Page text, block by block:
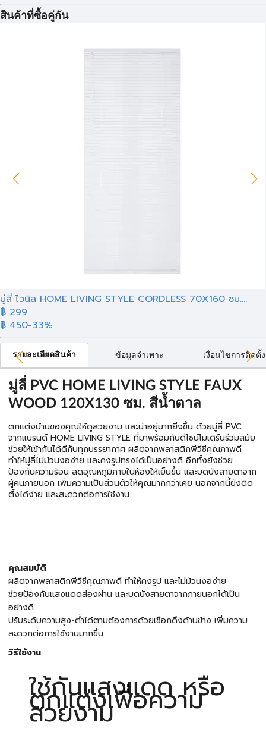
สินค้าที่ซื้อคู่กัน
มู่ลี่ ไวนิล HOME LIVING STYLE CORDLESS 70X160 ซม....
฿ 299
฿ 450-33%
รายละเอียดสินค้า ข้อมูลจำเพาะ เงื่อนไขการติดตั้ง
มู่ลี่ PVC HOME LIVING STYLE FAUX
WOOD 120X130 ซม. สีน้ำตาล
ตกแต่งบ้านของคุณให้ดูสวยงาม และน่าอยู่มากยิ่งขึ้น ด้วยมู่ลี่ PVC
จากแบรนด์ HOME LIVING STYLE ที่มาพร้อมกับดีไซน์โมเดิร์นร่วมสมัย
ช่วยให้เข้ากันได้ดีกับทุกบรรยากาศ ผลิตจากพลาสติกพีวีซีคุณภาพดี
ทำให้มู่ลี่ไม่ม้วนงอง่าย และคงรูปทรงได้เป็นอย่างดี อีกทั้งยังช่วย
ป้องกันความร้อน ลดอุณหภูมิภายในห้องให้เย็นขึ้น และบดบังสายตาจาก
ผู้คนภายนอก เพิ่มความเป็นส่วนตัวให้คุณมากกว่าเคย นอกจากนี้ยังติด
ตั้งได้ง่าย และสะดวกต่อการใช้งาน
คุณสมบัติ
ผลิตจากพลาสติกพีวีซีคุณภาพดี ทำให้คงรูป และไม่ม้วนงอง่าย
ช่วยป้องกันแสงแดดส่องผ่าน และบดบังสายตาจากภายนอกได้เป็น
อย่างดี
ปรับระดับความสูง-ต่ำได้ตามต้องการด้วยเชือกดึงด้านข้าง เพิ่มความ
สะดวกต่อการใช้งานมากขึ้น
วิธีใช้งาน
ใช้กันเเสงแดด หรือ
ตกแต่งเพื่อความ
สวยงาม